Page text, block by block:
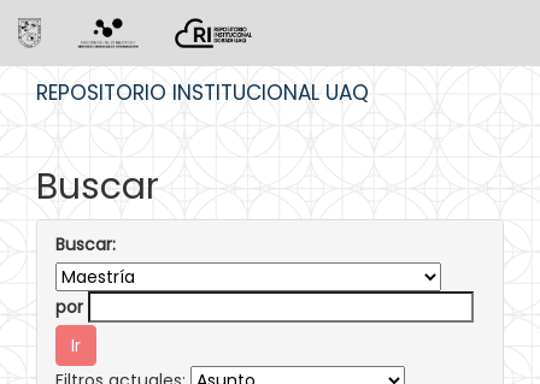
REPOSITORIO INSTITUCIONAL UAQ
Buscar
Buscar:
por